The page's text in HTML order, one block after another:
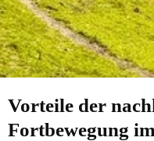
Vorteile der
Fortbewegung